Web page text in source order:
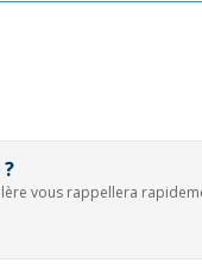
vous rappellera